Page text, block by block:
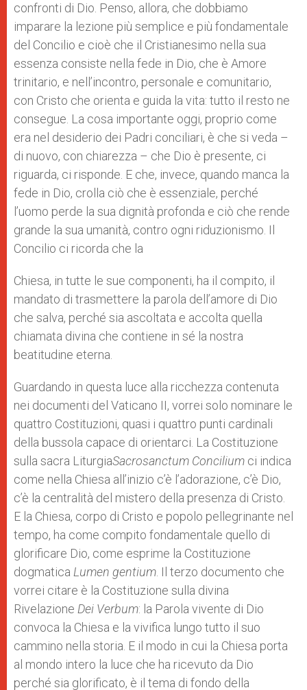
confronti di Dio. Penso, allora, che dobbiamo
imparare la lezione più semplice e più fondamentale
del Concilio e cioè che il Cristianesimo nella sua
essenza consiste nella fede in Dio, che è Amore
trinitario, e nell’incontro, personale e comunitario,
con Cristo che orienta e guida la vita: tutto il resto ne
consegue. La cosa importante oggi, proprio come
era nel desiderio dei Padri conciliari, è che si veda –
di nuovo, con chiarezza – che Dio è presente, ci
riguarda, ci risponde. E che, invece, quando manca la
fede in Dio, crolla ciò che è essenziale, perché
l’uomo perde la sua dignità profonda e ciò che rende
grande la sua umanità, contro ogni riduzionismo. Il
Concilio ci ricorda che la
Chiesa, in tutte le sue componenti, ha il compito, il
mandato di trasmettere la parola dell’amore di Dio
che salva, perché sia ascoltata e accolta quella
chiamata divina che contiene in sé la nostra
beatitudine eterna.
Guardando in questa luce alla ricchezza contenuta
nei documenti del Vaticano II, vorrei solo nominare le
quattro Costituzioni, quasi i quattro punti cardinali
della bussola capace di orientarci. La Costituzione
sulla sacra LiturgiaSacrosanctum Concilium ci indica
come nella Chiesa all’inizio c’è l’adorazione, c’è Dio,
c’è la centralità del mistero della presenza di Cristo.
E la Chiesa, corpo di Cristo e popolo pellegrinante nel
tempo, ha come compito fondamentale quello di
glorificare Dio, come esprime la Costituzione
dogmatica Lumen gentium . Il terzo documento che
vorrei citare è la Costituzione sulla divina
Rivelazione Dei Verbum: la Parola vivente di Dio
convoca la Chiesa e la vivifica lungo tutto il suo
cammino nella storia. E il modo in cui la Chiesa porta
al mondo intero la luce che ha ricevuto da Dio
perché sia glorificato, è il tema di fondo della